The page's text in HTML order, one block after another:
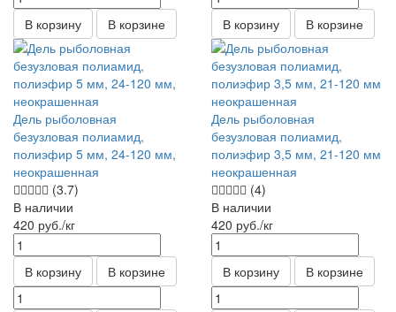
В корзину В корзине В корзину В корзине
Дель рыболовная
безузловая полиамид,
полиэфир 5 мм, 24-120 мм,
неокрашенная
(3.7)
В наличии
420 руб./кг
В корзину В корзине
Дель рыболовная
безузловая полиамид,
полиэфир 3,5 мм, 21-120 мм
неокрашенная
(4)
В наличии
420 руб./кг
В корзину В корзине